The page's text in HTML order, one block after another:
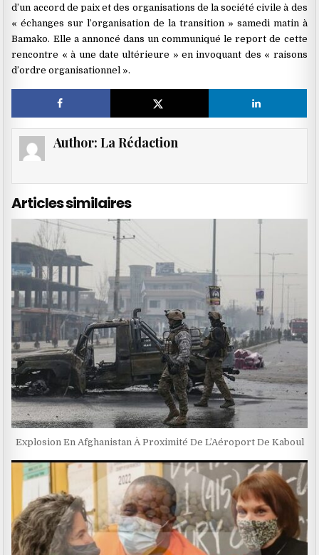
d’un accord de paix et des organisations de la société civile à des
« échanges sur l’organisation de la transition » samedi matin à
Bamako. Elle a annoncé dans un communiqué le report de cette
rencontre « à une date ultérieure » en invoquant des « raisons
d’ordre organisationnel ».
Author: La Rédaction
Articles similaires
Explosion En Afghanistan À Proximité De L’Aéroport De Kaboul